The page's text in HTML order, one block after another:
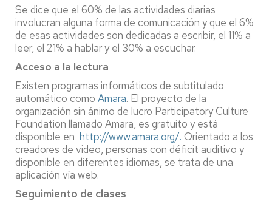
Se dice que el 60% de las actividades diarias
involucran alguna forma de comunicación y que el 6%
de esas actividades son dedicadas a escribir, el 11% a
leer, el 21% a hablar y el 30% a escuchar.
Acceso a la lectura
Existen programas informáticos de subtitulado
automático como Amara. El proyecto de la
organización sin ánimo de lucro Participatory Culture
Foundation llamado Amara, es gratuito y está
disponible en http://www.amara.org/. Orientado a los
creadores de video, personas con déficit auditivo y
disponible en diferentes idiomas, se trata de una
aplicación vía web.
Seguimiento de clases